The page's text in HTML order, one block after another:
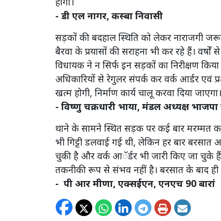
- डी एल नागर, कस्बा निवासी
सड़कों की बदहाल स्थिति को लेकर नाराजगी
बैरवा के प्रयासों की सराहना भी कर रहे हैं।
विधायक ने न सिर्फ इन सड़कों का निरीक्षण
अधिकारियों से रेगुलर संपर्क कर वर्क आर्डर एवं
खत्म होगी, निर्माण कार्य चालू करवा दिया जाएगा।
- विष्णु चक्रधारी भाया, मंडल अध्यक्ष भाजपा
थाने के सामने स्थित सड़क पर कई बार मरम्मत
भी गिट्टी डलवाई गई थी, लेकिन हर बार बरसात
चुकी है और वर्क आॅर्डर भी जारी किए जा चुके
तकनीकी रूप से संभव नहीं है। बरसात के बाद ही
- पी आर मीणा, एक्सईएन, एनएच 90 बारां